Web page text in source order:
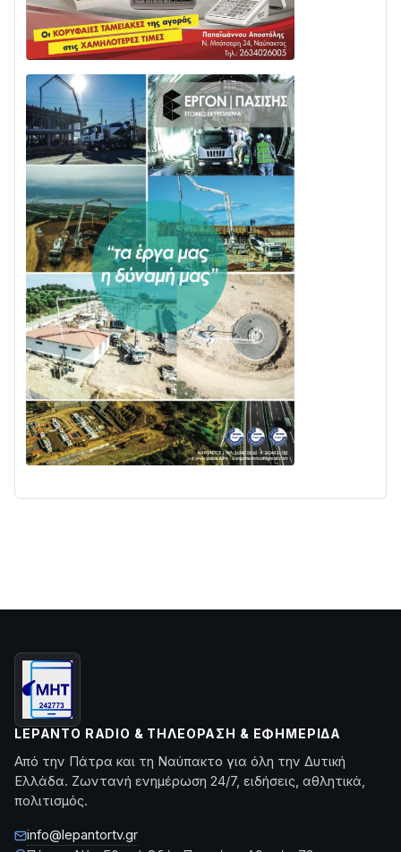
LEPANTO RADIO & ΤΗΛΕΌΡΑΣΗ & ΕΦΗΜΕΡΊΔΑ
Από την Πάτρα και τη Ναύπακτο για όλη την Δυτική
Ελλάδα. Ζωντανή ενημέρωση 24/7, ειδήσεις, αθλητικά,
πολιτισμός.
info@lepantortv.gr